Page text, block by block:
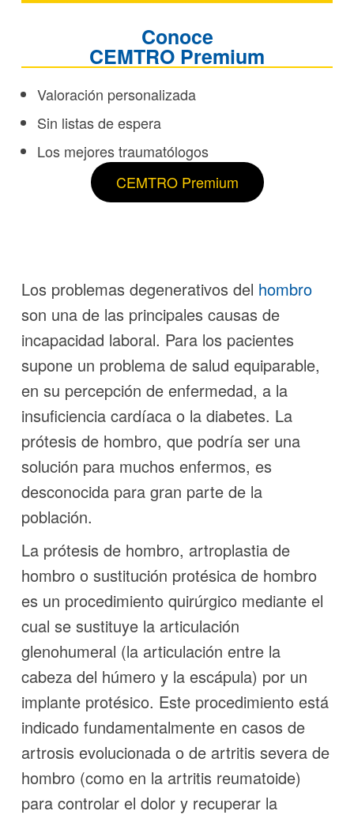
Conoce
CEMTRO Premium
Valoración personalizada
Sin listas de espera
Los mejores traumatólogos
CEMTRO Premium
Los problemas degenerativos del hombro
son una de las principales causas de
incapacidad laboral. Para los pacientes
supone un problema de salud equiparable,
en su percepción de enfermedad, a la
insuficiencia cardíaca o la diabetes. La
prótesis de hombro, que podría ser una
solución para muchos enfermos, es
desconocida para gran parte de la
población.
La prótesis de hombro, artroplastia de
hombro o sustitución protésica de hombro
es un procedimiento quirúrgico mediante el
cual se sustituye la articulación
glenohumeral (la articulación entre la
cabeza del húmero y la escápula) por un
implante protésico. Este procedimiento está
indicado fundamentalmente en casos de
artrosis evolucionada o de artritis severa de
hombro (como en la artritis reumatoide)
para controlar el dolor y recuperar la